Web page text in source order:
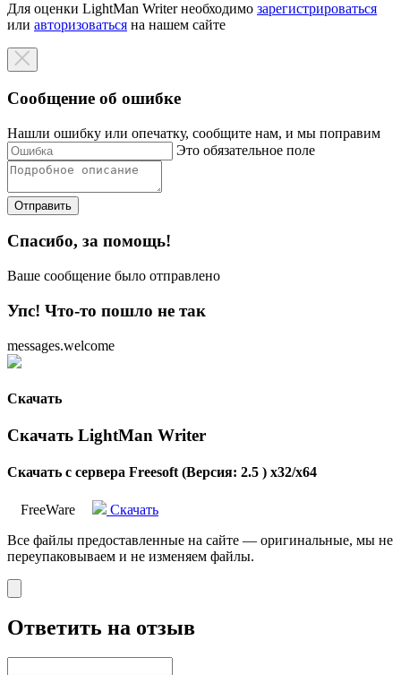
Для оценки LightMan Writer необходимо зарегистрироваться
или авторизоваться на нашем сайте
Сообщение об ошибке
Нашли ошибку или опечатку, сообщите нам, и мы поправим
Это обязательное поле
Отправить
Спасибо, за помощь!
Ваше сообщение было отправлено
Упс! Что-то пошло не так
messages.welcome
Скачать
Скачать LightMan Writer
Скачать с сервера Freesoft (Версия: 2.5 ) x32/x64
FreeWare
Скачать
Все файлы предоставленные на сайте — оригинальные, мы не
переупаковываем и не изменяем файлы.
Ответить на отзыв